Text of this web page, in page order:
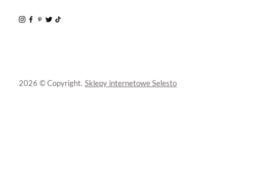
2026 © Copyright. Sklepy internetowe Selesto